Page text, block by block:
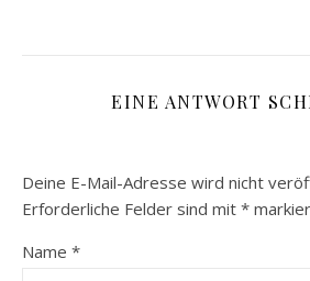
EINE ANTWORT
Deine E-Mail-Adresse wird nicht
Erforderliche Felder sind mit *
Name *